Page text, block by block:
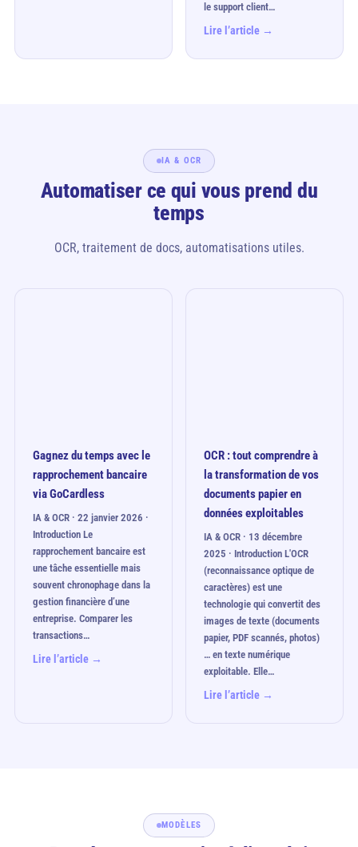
le support client…
Lire l’article →
IA & OCR
Automatiser ce qui vous prend du
temps
OCR, traitement de docs, automatisations utiles.
Gagnez du temps avec le
rapprochement bancaire
via GoCardless
IA & OCR · 22 janvier 2026 ·
Introduction Le
rapprochement bancaire est
une tâche essentielle mais
souvent chronophage dans la
gestion financière d’une
entreprise. Comparer les
transactions…
Lire l’article →
OCR : tout comprendre à
la transformation de vos
documents papier en
données exploitables
IA & OCR · 13 décembre
2025 · Introduction L'OCR
(reconnaissance optique de
caractères) est une
technologie qui convertit des
images de texte (documents
papier, PDF scannés, photos)
… en texte numérique
exploitable. Elle…
Lire l’article →
MODÈLES